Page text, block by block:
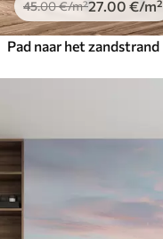
45.00€/m²27.00 €/m²
Pad naar het zandstrand